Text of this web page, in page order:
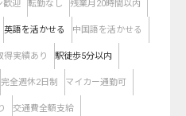
歓迎 転勤なし 残業月20時間以内
英語を活かせる 中国語を活かせる
得実績あり 駅徒歩5分以内
完全週休2日制 マイカー通勤可
交通費全額支給